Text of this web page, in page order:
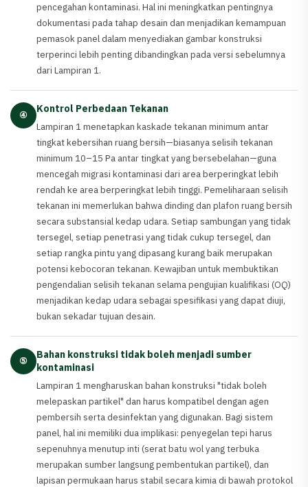
pencegahan kontaminasi. Hal ini meningkatkan pentingnya
dokumentasi pada tahap desain dan menjadikan kemampuan
pemasok panel dalam menyediakan gambar konstruksi
terperinci lebih penting dibandingkan pada versi sebelumnya
dari Lampiran 1.
④
Kontrol Perbedaan Tekanan
Lampiran 1 menetapkan kaskade tekanan minimum antar
tingkat kebersihan ruang bersih—biasanya selisih tekanan
minimum 10–15 Pa antar tingkat yang bersebelahan—guna
mencegah migrasi kontaminasi dari area berperingkat lebih
rendah ke area berperingkat lebih tinggi. Pemeliharaan selisih
tekanan ini memerlukan bahwa dinding dan plafon ruang bersih
secara substansial kedap udara. Setiap sambungan yang tidak
tersegel, setiap penetrasi yang tidak cukup tersegel, dan
setiap rangka pintu yang dipasang kurang baik merupakan
potensi kebocoran tekanan. Kewajiban untuk membuktikan
pengendalian selisih tekanan selama pengujian kualifikasi (OQ)
menjadikan kedap udara sebagai spesifikasi yang dapat diuji,
bukan sekadar tujuan desain.
⑤
Bahan konstruksi tidak boleh menjadi sumber
kontaminasi
Lampiran 1 mengharuskan bahan konstruksi "tidak boleh
melepaskan partikel" dan harus kompatibel dengan agen
pembersih serta desinfektan yang digunakan. Bagi sistem
panel, hal ini memiliki dua implikasi: penyegelan tepi harus
sepenuhnya menutup inti (serat batu wol yang terbuka
merupakan sumber langsung pembentukan partikel), dan
lapisan permukaan harus stabil secara kimia di bawah protokol